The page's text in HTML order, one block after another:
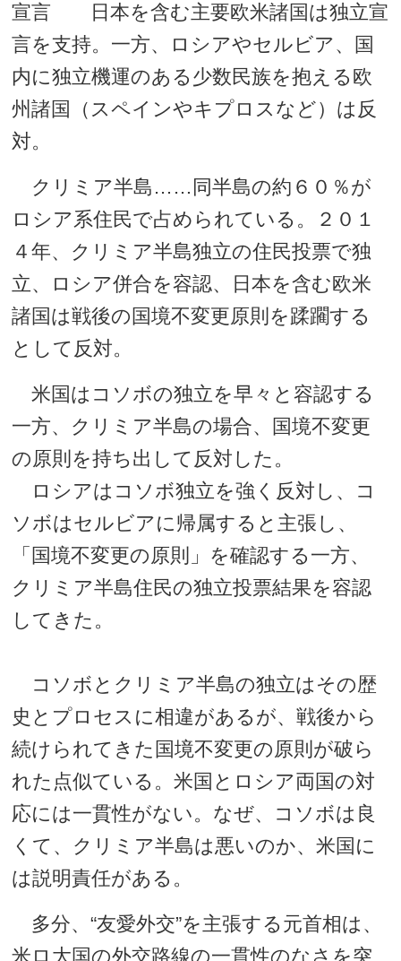
宣言 日本を含む主要欧米諸国は独立宣
言を支持。一方、ロシアやセルビア、国
内に独立機運のある少数民族を抱える欧
州諸国（スペインやキプロスなど）は反
対。
クリミア半島……同半島の約６０％が
ロシア系住民で占められている。２０１
４年、クリミア半島独立の住民投票で独
立、ロシア併合を容認、日本を含む欧米
諸国は戦後の国境不変更原則を蹂躙する
として反対。
米国はコソボの独立を早々と容認する
一方、クリミア半島の場合、国境不変更
の原則を持ち出して反対した。
ロシアはコソボ独立を強く反対し、コ
ソボはセルビアに帰属すると主張し、
「国境不変更の原則」を確認する一方、
クリミア半島住民の独立投票結果を容認
してきた。
コソボとクリミア半島の独立はその歴
史とプロセスに相違があるが、戦後から
続けられてきた国境不変更の原則が破ら
れた点似ている。米国とロシア両国の対
応には一貫性がない。なぜ、コソボは良
くて、クリミア半島は悪いのか、米国に
は説明責任がある。
多分、“友愛外交”を主張する元首相は、
米ロ大国の外交路線の一貫性のなさを突